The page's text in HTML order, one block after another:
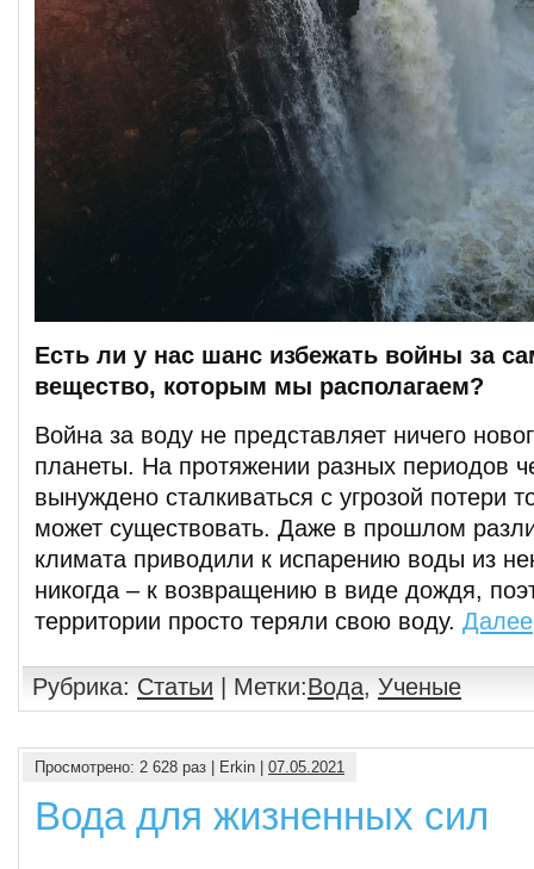
Есть ли у нас шанс избежать войны за
вещество, которым мы располагаем?
Война за воду не представляет ничего
планеты. На протяжении разных периодов
вынуждено сталкиваться с угрозой потери
может существовать. Даже в прошлом
климата приводили к испарению воды из
никогда – к возвращению в виде дождя,
территории просто теряли свою воду. Далее
Рубрика: Статьи | Метки:Вода, Ученые
Просмотрено: 2 628 раз | Erkin | 07.05.2021
Вода для жизненных сил